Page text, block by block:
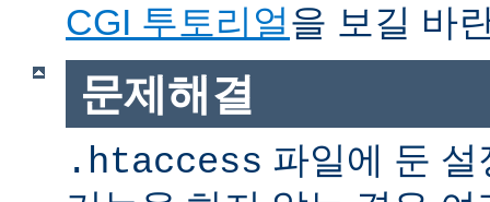
CGI 투토리얼을 보길 바
문제해결
.htaccess 파일에 둔